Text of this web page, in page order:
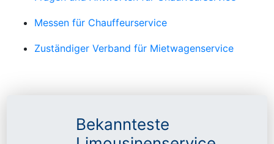
Messen für Chauffeurservice
Zuständiger Verband für Mietwagenservice
Bekannteste